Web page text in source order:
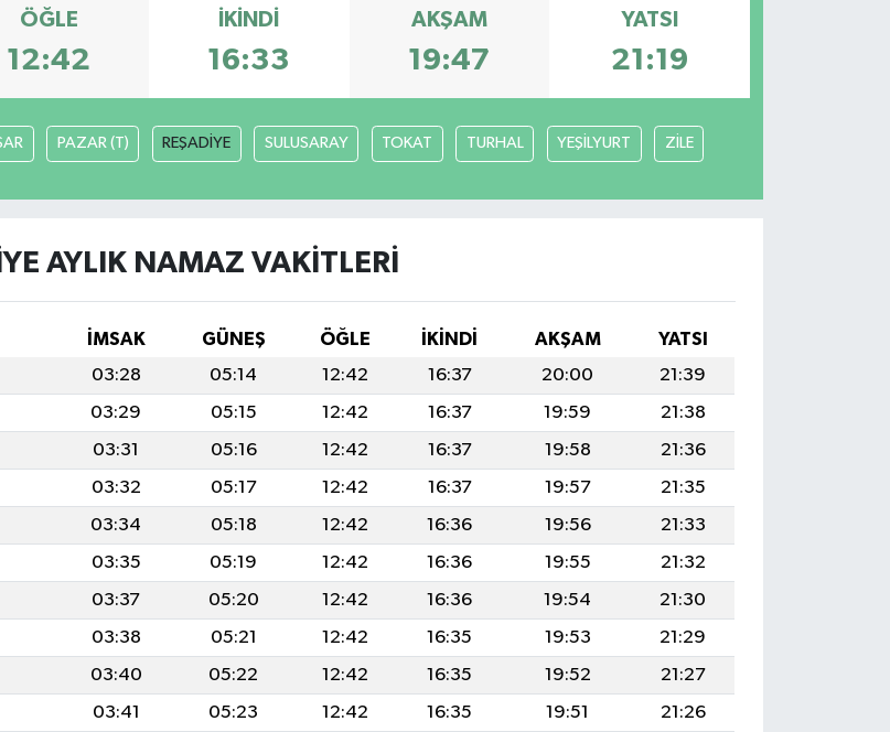
ÖĞLE
12:42
İKINDI
16:33
AKŞAM
19:47
YATSI
21:19
PAZAR (T) REŞADİYE SULUSARAY TOKAT TURHAL YEŞİLYURT ZİLE
AYLIK NAMAZ VAKITLERI
İMSAK GÜNEŞ ÖĞLE İKINDI AKŞAM
YATSI
03:28 05:14 12:42 16:37 20:00
21:39
03:29 05:15 12:42 16:37 19:59
21:38
03:31 05:16 12:42 16:37 19:58
21:36
03:32 05:17 12:42 16:37 19:57
21:35
03:34 05:18 12:42 16:36 19:56
21:33
03:35 05:19 12:42 16:36 19:55
21:32
03:37 05:20 12:42 16:36 19:54
21:30
03:38 05:21 12:42 16:35 19:53
21:29
03:40 05:22 12:42 16:35 19:52
21:27
03:41 05:23 12:42 16:35 19:51
21:26